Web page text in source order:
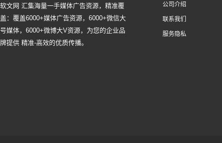
软文网 汇集海量一手媒体广告资源，精准覆
盖：覆盖6000+媒体广告资源，6000+微信大
号媒体，6000+微博大V资源，为您的企业品
牌提供 精准-高效的优质传播。
公司介绍
联系我们
服务隐私